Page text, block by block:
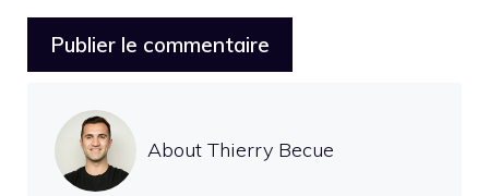
About Thierry Becue